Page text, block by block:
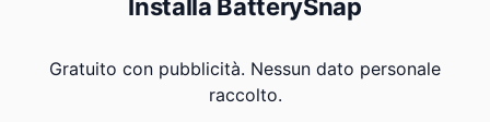
Installa BatterySnap
Gratuito con pubblicità. Nessun dato personale
raccolto.